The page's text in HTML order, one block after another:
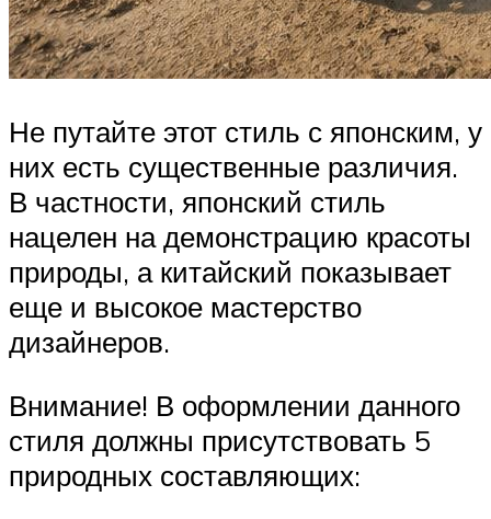
Не путайте этот стиль с японским, у
них есть существенные различия.
В частности, японский стиль
нацелен на демонстрацию красоты
природы, а китайский показывает
еще и высокое мастерство
дизайнеров.
Внимание! В оформлении данного
стиля должны присутствовать 5
природных составляющих: